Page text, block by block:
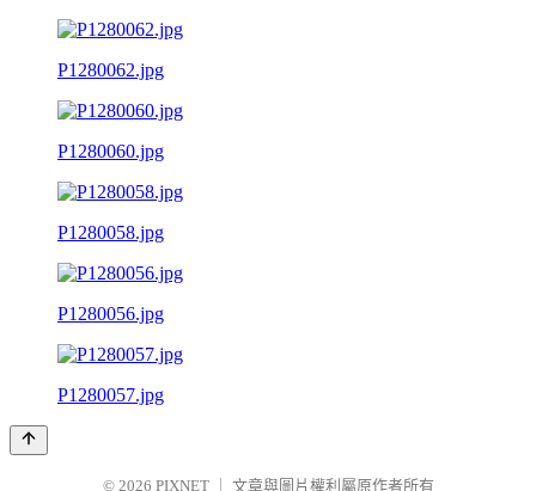
P1280062.jpg
P1280060.jpg
P1280058.jpg
P1280056.jpg
P1280057.jpg
© 2026 PIXNET 文章與圖片權利屬原作者所有